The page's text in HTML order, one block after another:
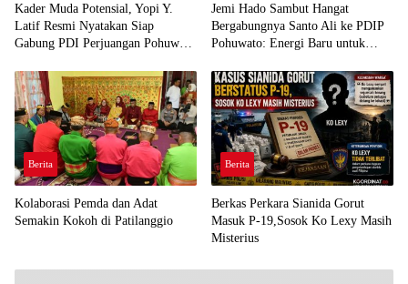
Kader Muda Potensial, Yopi Y.
Latif Resmi Nyatakan Siap
Gabung PDI Perjuangan Pohuwato
Jemi Hado Sambut Hangat
Bergabungnya Santo Ali ke PDIP
Pohuwato: Energi Baru untuk
Berita
Kolaborasi Pemda dan Adat
Semakin Kokoh di Patilanggio
Berita
Berkas Perkara Sianida Gorut
Masuk P-19,Sosok Ko Lexy Masih
Misterius